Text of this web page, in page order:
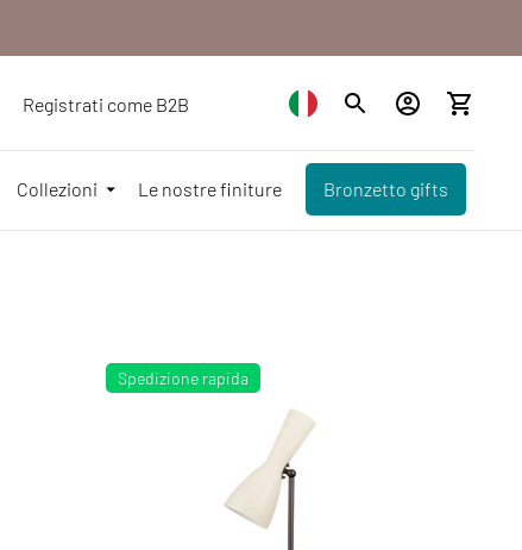
Registrati come B2B
Collezioni Le nostre finiture Bronzetto gifts
Spedizione rapida